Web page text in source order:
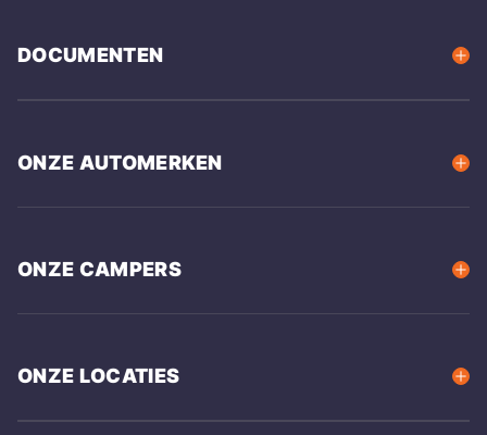
DOCUMENTEN
ONZE AUTOMERKEN
ONZE CAMPERS
ONZE LOCATIES